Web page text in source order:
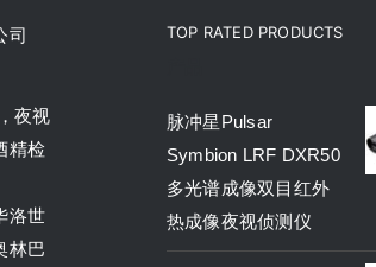
司
夜视
精检
洛世
林巴
TOP RATED PRODUCTS
脉冲星Pulsar
Symbion LRF DXR50
多光谱成像双目红外
热成像夜视侦测仪